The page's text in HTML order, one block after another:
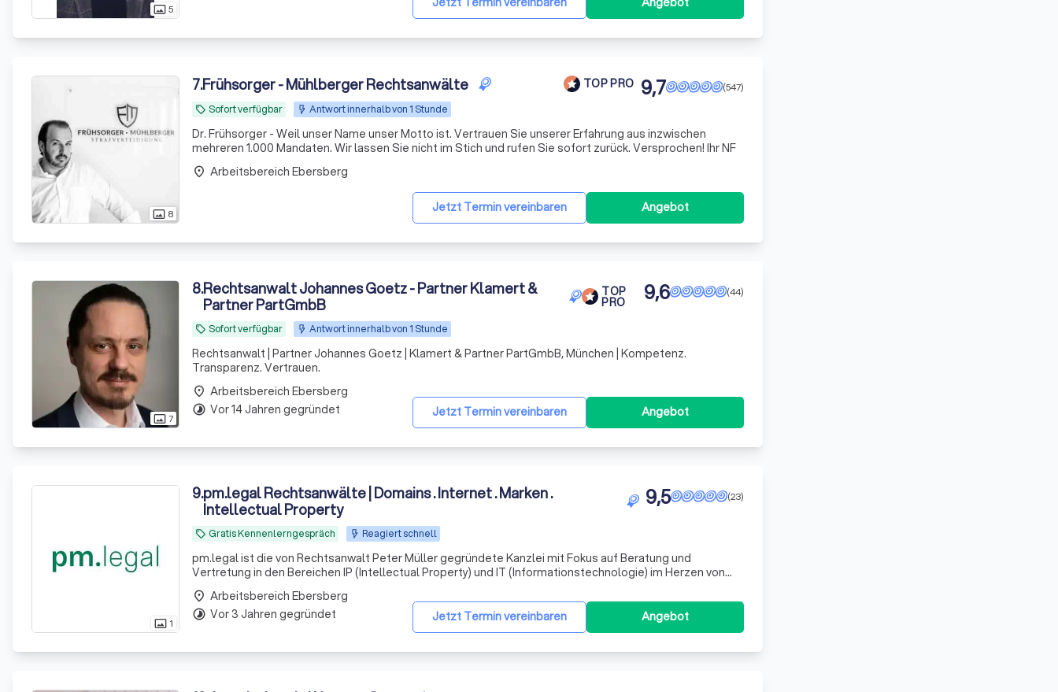
photo_size_select_actual5
photo_size_select_actual 8
7.Frühsorger - Mühlberger Rechtsanwälte TOP PRO
local_offer Sofort verfügbar Antwort innerhalb von 1 Stunde
(547)
9,7
Dr. Frühsorger - Weil unser Name unser Motto ist. Vertrauen Sie unserer Erfahrung aus inzwischen
mehreren 1.000 Mandaten. Wir lassen Sie nicht im Stich und rufen Sie sofort zurück. Versprochen! Ihr NF
Jetzt Termin vereinbaren Angebot
place Arbeitsbereich Ebersberg
photo_size_select_actual7
8.Rechtsanwalt Johannes Goetz - Partner Klamert &
Partner PartGmbB
TOP
PRO
local_offer Sofort verfügbar Antwort innerhalb von 1 Stunde
(44)
9,6
Rechtsanwalt | Partner Johannes Goetz | Klamert & Partner PartGmbB, München | Kompetenz.
Transparenz. Vertrauen.
Jetzt Termin vereinbaren Angebot
place Arbeitsbereich Ebersberg
timelapse Vor 14 Jahren gegründet
photo_size_select_actual 1
9.pm.legal Rechtsanwälte | Domains . Internet . Marken .
Intellectual Property
local_offer Gratis Kennenlerngespräch Reagiert schnell
(23)
9,5
pm.legal ist die von Rechtsanwalt Peter Müller gegründete Kanzlei mit Fokus auf Beratung und
Vertretung in den Bereichen IP (Intellectual Property) und IT (Informationstechnologie) im Herzen von
München. Die Kernkompetenzen von pm.legal liegen im Online-/Internetrecht und im Markenrecht,
Domainrecht
Jetzt Termin vereinbaren
Angebot
place Arbeitsbereich Ebersberg
timelapse Vor 3 Jahren gegründet